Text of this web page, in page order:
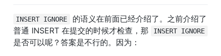
INSERT IGNORE
的语义在前面已经介绍了。之前介绍了
普通 INSERT 在提交的时候才检查，那
INSERT IGNORE
是否可以呢？答案是不行的。因为：